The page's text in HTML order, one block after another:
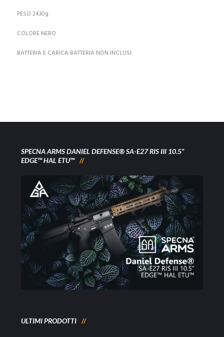
PESO 2430g
COLORE NERO
BATTERIA E CARICA BATTERIA NON INCLUSI
SPECNA ARMS DANIEL DEFENSE® SA-E27 RIS III 10.5”
EDGE™ HAL ETU™
ULTIMI PRODOTTI